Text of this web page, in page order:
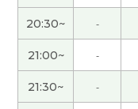
ミッキー老师，谢
下次见啦！( 50代
ええやん ほなそ
えてくれてあり
20:30~ -
21:00~ -
21:30~ -